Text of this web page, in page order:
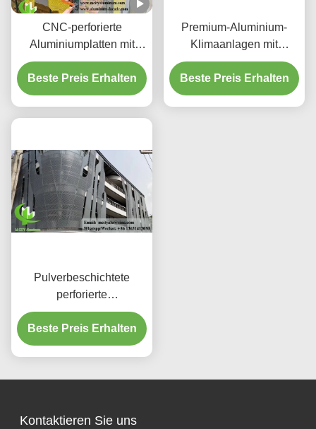
CNC-perforierte
Aluminiumplatten mit
3003 H14/H24-Legierung
und PVDF-Beschichtung
für Fassaden
Beste Preis Erhalten
Premium-Aluminium-
Klimaanlagen mit
dekorativen
Schutzschirmen
Beste Preis Erhalten
Pulverbeschichtete
perforierte
Aluminiumplatte mit
benutzerdefinierten RAL-
Farben und
Mustern für
Beste Preis Erhalten
Kontaktieren Sie uns